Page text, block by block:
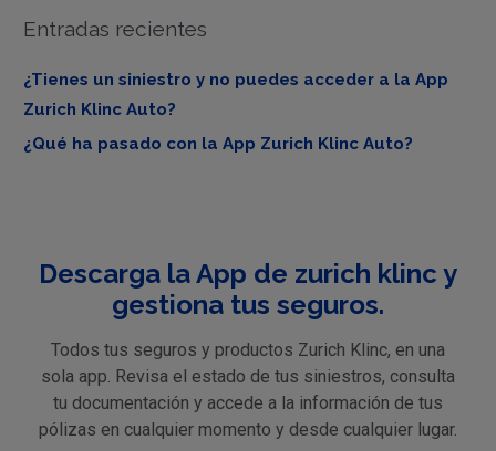
Entradas recientes
¿Tienes un siniestro y no puedes acceder a la App
Zurich Klinc Auto?
¿Qué ha pasado con la App Zurich Klinc Auto?
Descarga la App de zurich klinc y
gestiona tus seguros.
Todos tus seguros y productos Zurich Klinc, en una
sola app. Revisa el estado de tus siniestros, consulta
tu documentación y accede a la información de tus
pólizas en cualquier momento y desde cualquier lugar.